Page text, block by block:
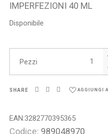
IMPERFEZIONI 40 ML
Disponibile
Pezzi
AVENE
SHARE AGGIUNGI
EAN:3282770395365
Codice: 989048970